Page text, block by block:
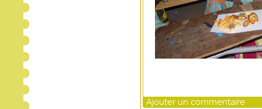
Ajouter un commentaire